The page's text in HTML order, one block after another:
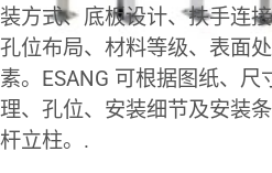
装方式、底板设计、扶手连
孔位布局、材料等级、表面
素。ESANG 可根据图纸、
理、孔位、安装细节及安装
杆立柱。.